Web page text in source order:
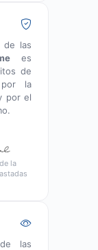
de las
es
de
por la
por el
la
las